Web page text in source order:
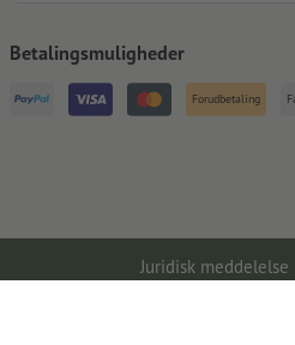
Betalingsmuligheder
Forudbetaling
Juridisk meddelelse